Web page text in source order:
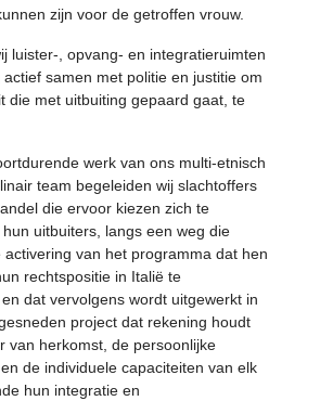
zijn voor de getroffen vrouw.
luister-, opvang- en integratieruimten
samen met politie en justitie om
die met uitbuiting gepaard gaat, te
werk van ons multi-etnisch
team begeleiden wij slachtoffers
die ervoor kiezen zich te
uitbuiters, langs een weg die
activering van het programma dat hen
rechtspositie in Italië te
dat vervolgens wordt uitgewerkt in
project dat rekening houdt
van herkomst, de persoonlijke
de individuele capaciteiten van elk
hun integratie en